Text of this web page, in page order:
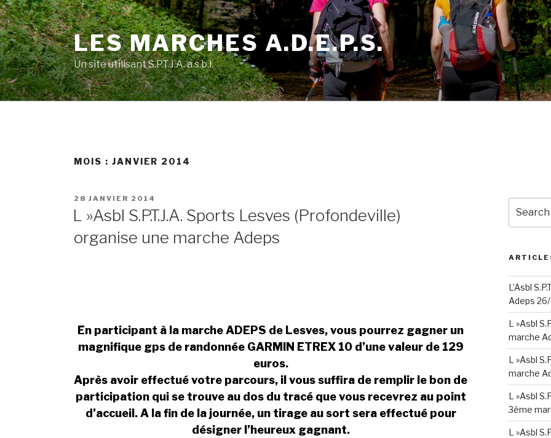
Skip
to
content
LES MARCHES A.D.E.P.S.
Un site utilisant S.P.T.J.A. a.s.b.l.
MOIS : JANVIER 2014
POSTED
28 JANVIER 2014
L »Asbl S.P.T.J.A. Sports Lesves (Profondeville)
organise une marche Adeps
En participant à la marche ADEPS de Lesves, vous pourrez gagner un
magnifique gps de randonnée GARMIN ETREX 10 d’une valeur de 129
euros.
Après avoir effectué votre parcours, il vous suffira de remplir le bon de
participation qui se trouve au dos du tracé que vous recevrez au point
d’accueil. A la fin de la journée, un tirage au sort sera effectué pour
désigner l’heureux gagnant.
for:
L’Asbl
Adeps
L »Asbl
marche
L »Asbl
marche
L »Asbl
3ème
L »Asbl